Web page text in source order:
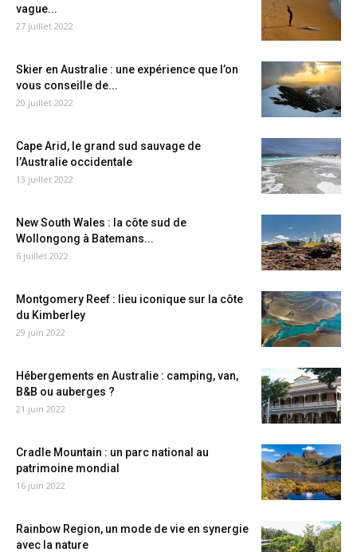
vague...
27 juillet 2022
Skier en Australie : une expérience que l’on
vous conseille de...
20 juillet 2022
Cape Arid, le grand sud sauvage de
l’Australie occidentale
13 juillet 2022
New South Wales : la côte sud de
Wollongong à Batemans...
6 juillet 2022
Montgomery Reef : lieu iconique sur la côte
du Kimberley
29 juin 2022
Hébergements en Australie : camping, van,
B&B ou auberges ?
21 juin 2022
Cradle Mountain : un parc national au
patrimoine mondial
16 juin 2022
Rainbow Region, un mode de vie en synergie
avec la nature